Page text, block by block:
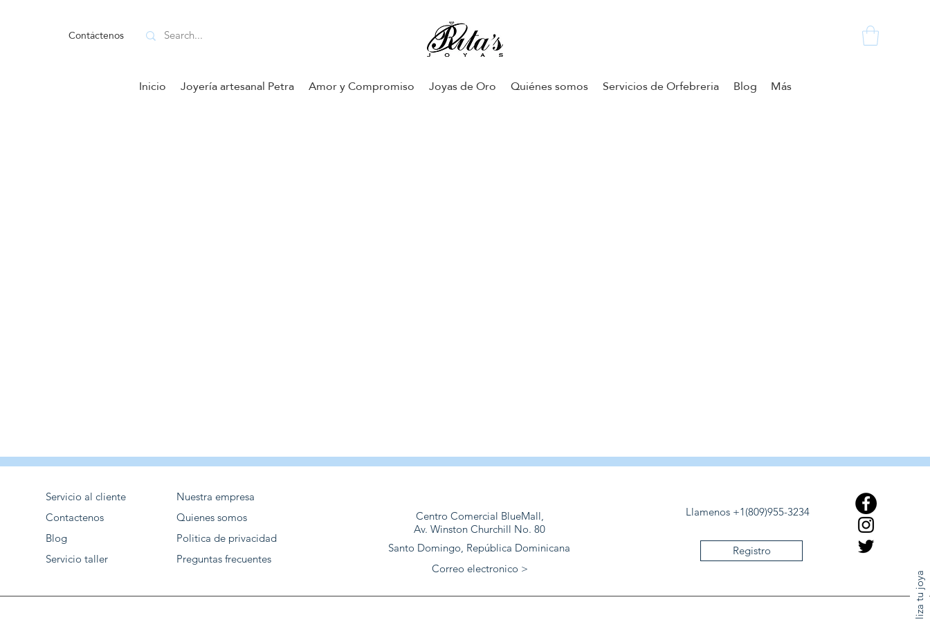
Contáctenos
Inicio Joyería artesanal Petra Amor y Compromiso Joyas de Oro Quiénes somos Servicios de Orfebreria Blog Más
Servicio al cliente
Contactenos
Blog
Servicio taller
Nuestra empresa
Quienes somos
Politica de privacidad
Preguntas frecuentes
Centro Comercial BlueMall,
Av. Winston Churchill No. 80
Santo Domingo, República Dominicana
Correo electronico >
Llamenos +1(809)955-3234
Registro